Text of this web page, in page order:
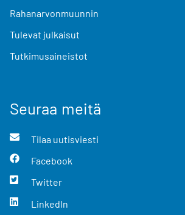
Rahanarvonmuunnin
Tulevat julkaisut
Tutkimusaineistot
Seuraa meitä
Tilaa uutisviesti
Facebook
Twitter
LinkedIn